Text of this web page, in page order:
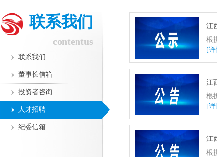
联系我们
contentus
联系我们
董事长信箱
投资者咨询
人才招聘
纪委信箱
江
根
[
江
根
[
江
根